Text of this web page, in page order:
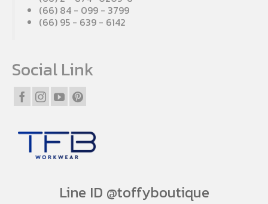
(66) 84 - 099 - 3799
(66) 95 - 639 - 6142
Social Link
Line ID @toffyboutique